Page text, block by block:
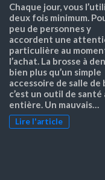
Chaque jour, vous
deux fois minimum.
peu de personnes y
accordent une
particulière au
l’achat. La brosse à
bien plus qu’un simple
accessoire de salle de
c’est un outil de santé
entière. Un mauvais…
Lire l'article